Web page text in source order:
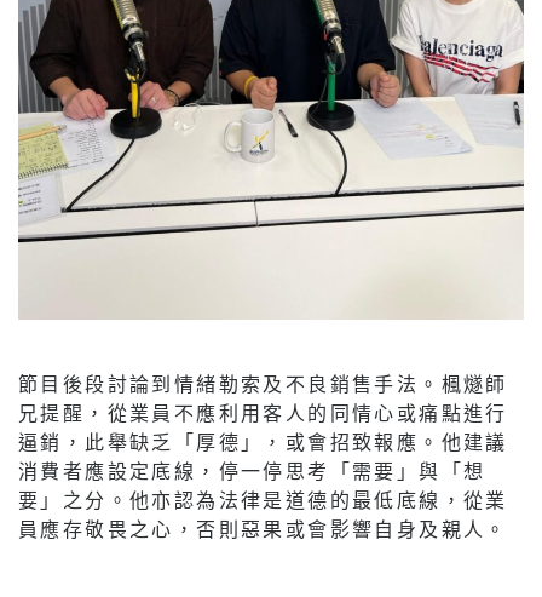
節目後段討論到情緒勒索及不良銷售手法。楓燧師
兄提醒，從業員不應利用客人的同情心或痛點進行
逼銷，此舉缺乏「厚德」，或會招致報應。他建議
消費者應設定底線，停一停思考「需要」與「想
要」之分。他亦認為法律是道德的最低底線，從業
員應存敬畏之心，否則惡果或會影響自身及親人。